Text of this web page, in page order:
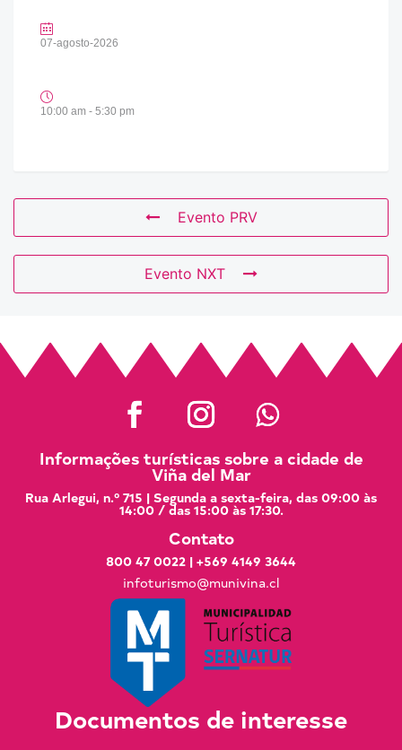
07-agosto-2026
10:00 am - 5:30 pm
Evento PRV
Evento NXT
Informações turísticas sobre a cidade de
Viña del Mar
Rua Arlegui, n.º 715 | Segunda a sexta-feira, das 09:00 às
14:00 / das 15:00 às 17:30.
Contato
800 47 0022 | +569 4149 3644
infoturismo@munivina.cl
Documentos de interesse